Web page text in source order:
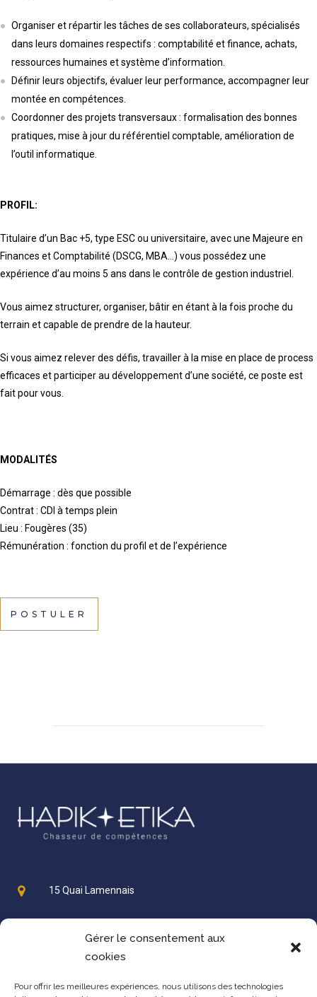
Gérer le consentement aux
cookies
Pour offrir les meilleures expériences, nous utilisons des technologies
Organiser et répartir les tâches de ses collaborateurs, spécialisés
dans leurs domaines respectifs : comptabilité et finance, achats,
ressources humaines et système d’information.
Définir leurs objectifs, évaluer leur performance, accompagner leur
montée en compétences.
Coordonner des projets transversaux : formalisation des bonnes
pratiques, mise à jour du référentiel comptable, amélioration de
l’outil informatique.
PROFIL:
Titulaire d’un Bac +5, type ESC ou universitaire, avec une Majeure en
Finances et Comptabilité (DSCG, MBA…) vous possédez une
expérience d’au moins 5 ans dans le contrôle de gestion industriel.
Vous aimez structurer, organiser, bâtir en étant à la fois proche du
terrain et capable de prendre de la hauteur.
Si vous aimez relever des défis, travailler à la mise en place de process
efficaces et participer au développement d’une société, ce poste est
fait pour vous.
MODALITÉS
Démarrage : dès que possible
Contrat : CDI à temps plein
Lieu : Fougères (35)
Rémunération : fonction du profil et de l’expérience
POSTULER
15 Quai Lamennais
35000 Rennes
contact@hapiketika.fr